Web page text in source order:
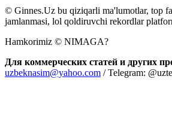
© Ginnes.Uz bu qiziqarli ma'lumotlar, top
jamlanmasi, lol qoldiruvchi rekordlar
Hamkorimiz © NIMAGA?
Для коммерческих статей и других
uzbeknasim@yahoo.com / Telegram: